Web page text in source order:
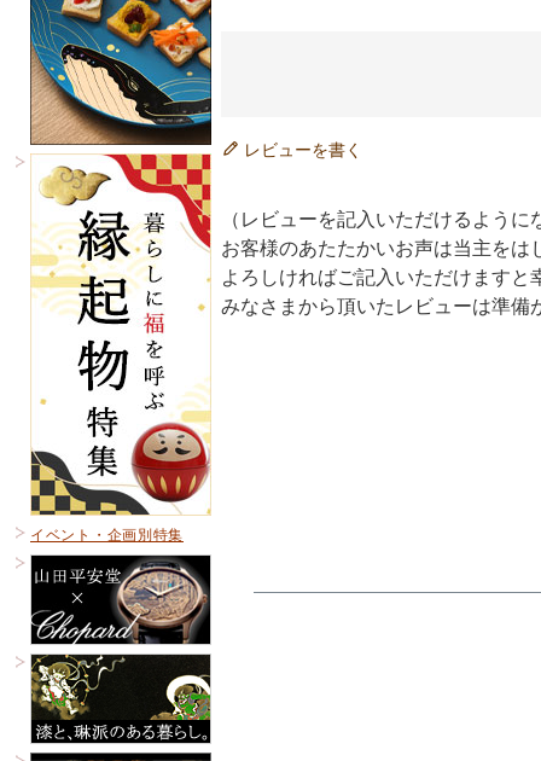
イベント・企画別特集
レビューを書く
（レビューを記入いただけるように
お客様のあたたかいお声は当主を
よろしければご記入いただけますと
みなさまから頂いたレビューは準備